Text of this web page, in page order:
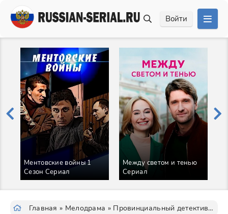
Войти
Ментовские войны 1
Сезон Сериал
Между светом и тенью
Сериал
Главная » Мелодрама » Провинциальный детектив 3 Сезон Сериал